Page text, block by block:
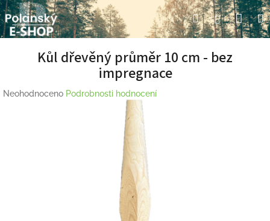
Přejít
na
obsah
HledatPřihlášení
Kůl dřevěný průměr 10 cm - bez
impregnace
Průměrné
Neohodnoceno Podrobnosti hodnocení